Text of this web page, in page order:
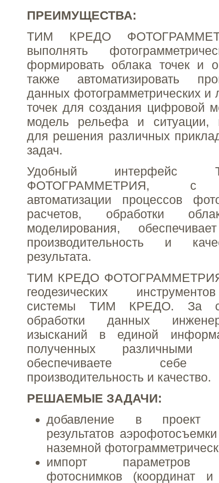
ПРЕИМУЩЕСТВА:
ТИМ КРЕДО
выполнять
формировать облака точек и
также автоматизировать
данных фотограмметрических и
точек для создания цифровой
модель рельефа и ситуации,
для решения различных
задач.
Удобный
ФОТОГРАММЕТРИЯ, с
автоматизации процессов
расчетов, обработки
моделирования,
производительность и
результата.
ТИМ КРЕДО ФОТОГРАММЕТРИЯ
геодезических
системы ТИМ КРЕДО. За
обработки данных
изысканий в единой
полученных
обеспечиваете себе
производительность и качество.
РЕШАЕМЫЕ ЗАДАЧИ:
добавление в проект
результатов
наземной
импорт параметров
фотоснимков (координат